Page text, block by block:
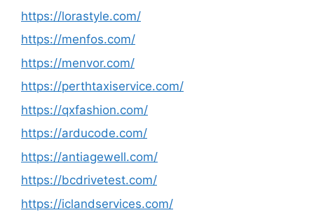
https://lorastyle.com/
https://menfos.com/
https://menvor.com/
https://perthtaxiservice.com/
https://qxfashion.com/
https://arducode.com/
https://antiagewell.com/
https://bcdrivetest.com/
https://iclandservices.com/